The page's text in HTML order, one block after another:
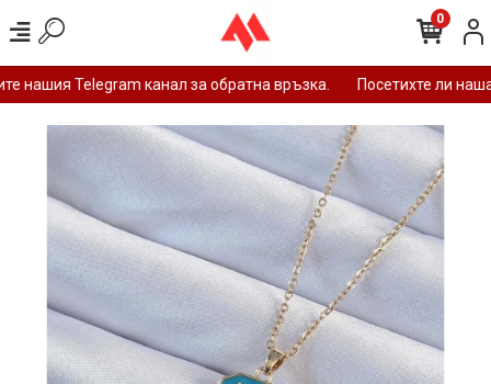
нашия Telegram канал за обратна връзка. Посетихте ли
0